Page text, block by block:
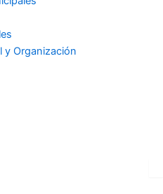
y Organización